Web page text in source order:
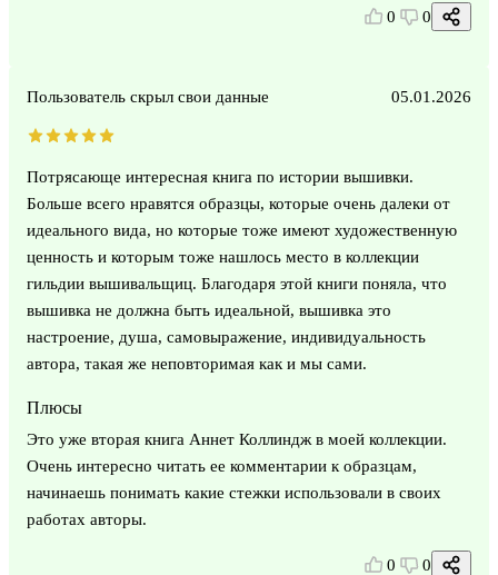
0 0
Пользователь скрыл свои данные 05.01.2026
Потрясающе интересная книга по истории вышивки.
Больше всего нравятся образцы, которые очень далеки от
идеального вида, но которые тоже имеют художественную
ценность и которым тоже нашлось место в коллекции
гильдии вышивальщиц. Благодаря этой книги поняла, что
вышивка не должна быть идеальной, вышивка это
настроение, душа, самовыражение, индивидуальность
автора, такая же неповторимая как и мы сами.
Плюсы
Это уже вторая книга Аннет Коллиндж в моей коллекции.
Очень интересно читать ее комментарии к образцам,
начинаешь понимать какие стежки использовали в своих
работах авторы.
0 0